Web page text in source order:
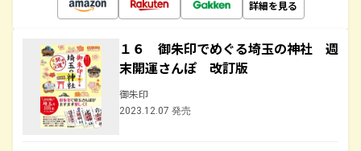
詳細を見る
１６ 御朱印でめぐる埼玉の神社 週
末開運さんぽ 改訂版
御朱印
2023.12.07 発売